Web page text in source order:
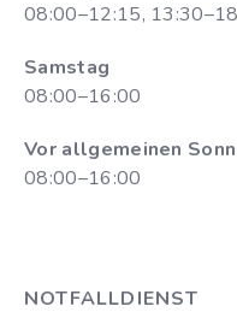
08:00–12:15,
Samstag
08:00–16:00
Vor allgemeinen
08:00–16:00
NOTFALLDIENST